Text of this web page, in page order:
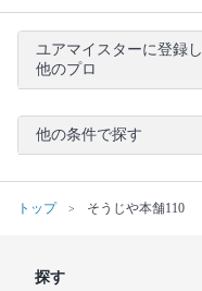
ユアマイスターに登録
他のプロ
他の条件で探す
トップ そうじや本舗110
探す